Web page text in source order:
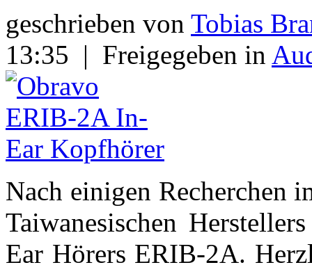
geschrieben von Tobias
13:35 | Freigegeben in
Nach einigen Recherchen
Taiwanesischen
Ear Hörers ERIB-2A.